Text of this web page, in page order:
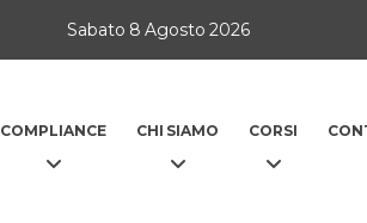
Sabato 8 Agosto 2026
COMPLIANCE CHI SIAMO CORSI